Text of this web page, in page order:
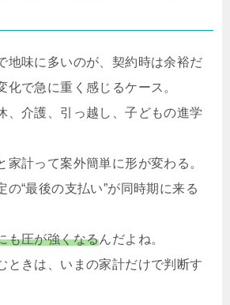
地味に多いのが、契約時は余裕だ
化で急に重く感じるケース。
、介護、引っ越し、子どもの進学
家計って案外簡単に形が変わる。
の“最後の支払い”が同時期に来る
も圧が強くなるんだよね。
ときは、いまの家計だけで判断す